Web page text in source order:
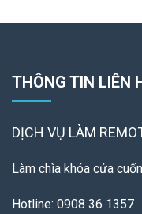
THÔNG TIN LIÊN
DỊCH VỤ LÀM
Làm chìa khóa cửa
Hotline: 0908 36 1357